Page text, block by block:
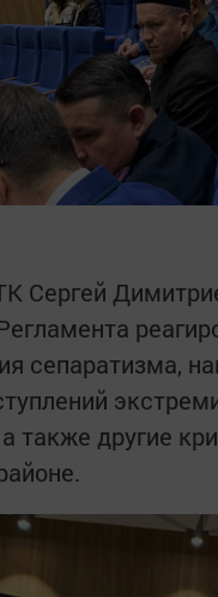
Сергей
сепаратизма,
также другие